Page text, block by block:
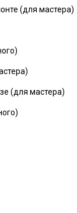
(для мастера)
(для мастера)